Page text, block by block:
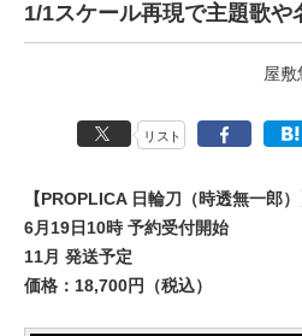
1/1スケール再現で主題歌や
屋敷
リスト
【PROPLICA 日輪刀（時透無一郎）
6月19日10時 予約受付開始
11月 発送予定
価格：18,700円（税込）